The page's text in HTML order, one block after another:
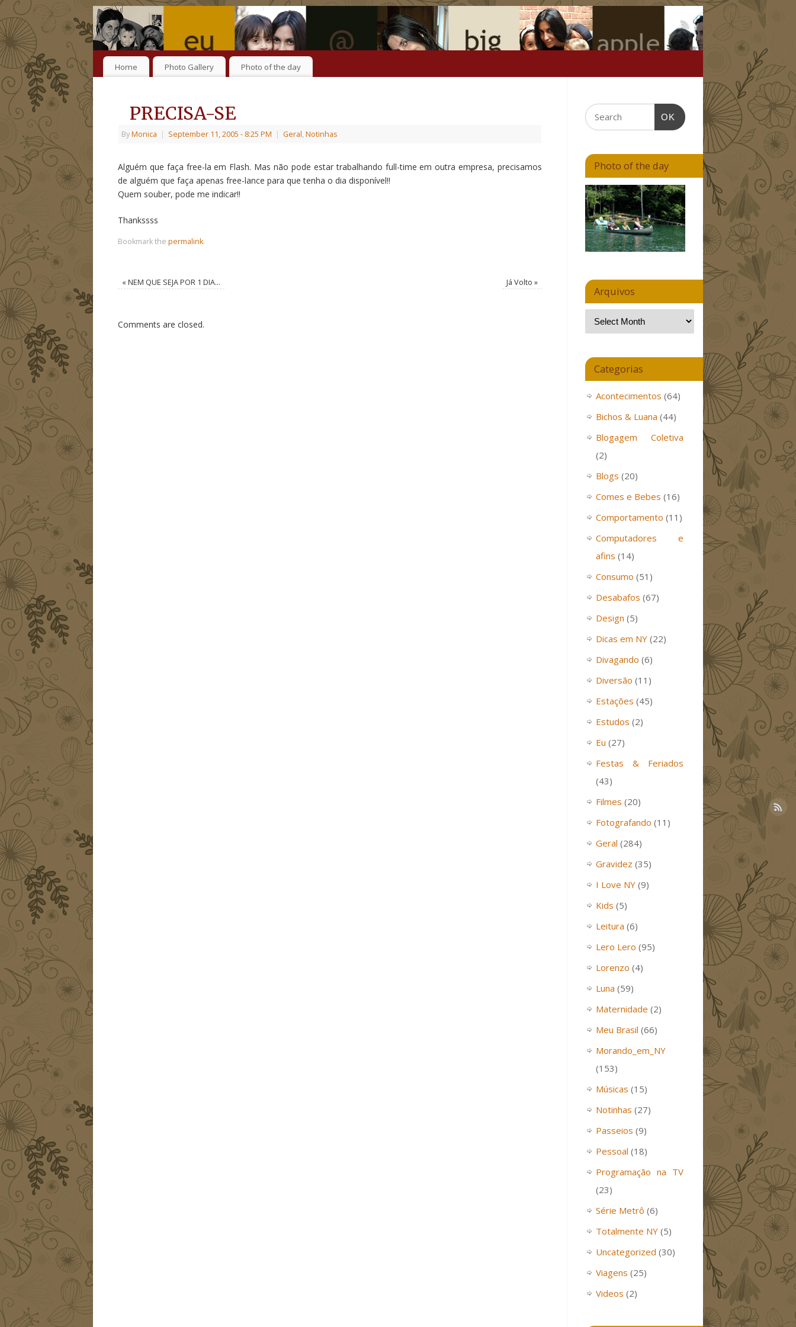
Home Photo Gallery Photo of the day
PRECISA-SE
ByMonica | September 11, 2005 - 8:25 PM | Geral, Notinhas
Alguém que faça free-la em Flash. Mas não pode estar trabalhando full-time em outra empresa, precisamos
de alguém que faça apenas free-lance para que tenha o dia disponível!!
Quem souber, pode me indicar!!
Thankssss
Bookmark the permalink.
« NEM QUE SEJA POR 1 DIA… Já Volto »
Comments are closed.
OK
Photo of the day
Arquivos
Categorias
Acontecimentos (64)
Bichos & Luana (44)
Blogagem Coletiva
(2)
Blogs (20)
Comes e Bebes (16)
Comportamento (11)
Computadores e
afins (14)
Consumo (51)
Desabafos (67)
Design (5)
Dicas em NY (22)
Divagando (6)
Diversão (11)
Estações (45)
Estudos (2)
Eu (27)
Festas & Feriados
(43)
Filmes (20)
Fotografando (11)
Geral (284)
Gravidez (35)
I Love NY (9)
Kids (5)
Leitura (6)
Lero Lero (95)
Lorenzo (4)
Luna (59)
Maternidade (2)
Meu Brasil (66)
Morando_em_NY
(153)
Músicas (15)
Notinhas (27)
Passeios (9)
Pessoal (18)
Programação na TV
(23)
Série Metrô (6)
Totalmente NY (5)
Uncategorized (30)
Viagens (25)
Videos (2)